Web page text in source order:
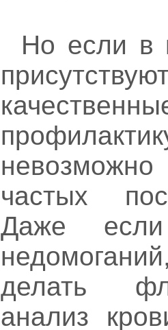
Но если в
частых
Даже
делать
анализ